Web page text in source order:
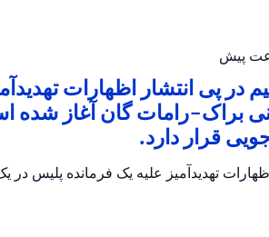
در پی انتشار اظهارات
براک-رامات گان آغاز
۴۴ ساله را به دلیل اظهارات تهدیدآمیز علیه یک فرمانده